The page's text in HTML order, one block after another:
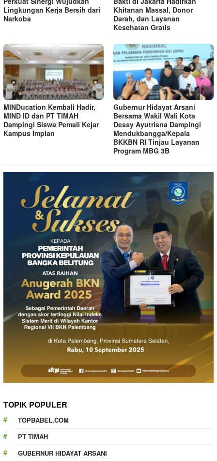
Lingkungan Kerja Bersih dari
Narkoba
Khitanan Massal, Donor
Darah, dan Layanan
Kesehatan Gratis
MINDucation Kembali Hadir,
MIND ID dan PT TIMAH
Dampingi Siswa Pemali Kejar
Kampus Impian
Gubernur Hidayat Arsani
Bersama Wakil Wali Kota
Dessy Ayutrisna Dampingi
Mendukbangga/Kepala
BKKBN RI Tinjau Layanan
Program MBG 3B
TOPIK POPULER
TOPBABEL.COM
PT TIMAH
GUBERNUR HIDAYAT ARSANI